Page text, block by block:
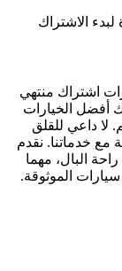
الاشتراك
اشتراك منتهي
أفضل الخيارات
1625 درهم وتصل إلى 4550 درهم. لا داعي للقلق
مع خدماتنا. نقدم
البال، مهما
الموثوقة.